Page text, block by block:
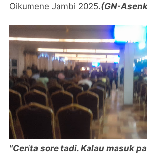
Oikumene Jambi 2025.(GN-
"Cerita sore tadi. Kalau masuk